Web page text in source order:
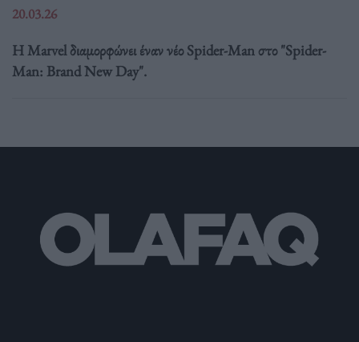
20.03.26
Η Marvel διαμορφώνει έναν νέο Spider-Man στο "Spider-
Man: Brand New Day".